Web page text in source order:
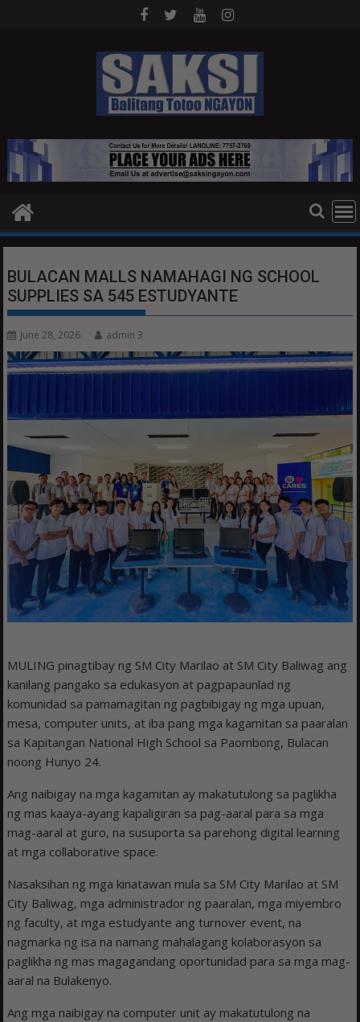
BULACAN MALLS NAMAHAGI NG SCHOOL
SUPPLIES SA 545 ESTUDYANTE
June 28, 2026 admin 3
MULING pinagtibay ng SM City Marilao at SM City Baliwag ang
kanilang pangako sa edukasyon at pagpapaunlad ng
komunidad sa pamamagitan ng pagbibigay ng mga upuan,
mesa, computer units, at iba pang mga kagamitan sa paaralan
sa Kapitangan National High School sa Paombong, Bulacan
noong Hunyo 24.
Ang naibigay na mga kagamitan ay makatutulong sa paglikha
ng mas kaaya-ayang kapaligiran sa pag-aaral para sa mga
mag-aaral at guro, na susuporta sa parehong digital learning
at mga collaborative space.
Nasaksihan ng mga kinatawan mula sa SM City Marilao at SM
City Baliwag, mga administrador ng paaralan, mga miyembro
ng faculty, at mga estudyante ang turnover event, na
nagmarka ng isa na namang mahalagang kolaborasyon sa
paglikha ng mas magagandang oportunidad para sa mga mag-
aaral na Bulakenyo.
Ang mga naibigay na computer unit ay makatutulong na